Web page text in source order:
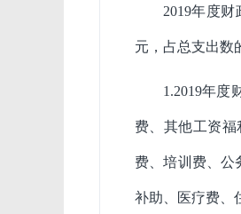
2019年度
元，占总支出数
1.2019年度
费、其他工资
费、培训费、公
补助、医疗费、